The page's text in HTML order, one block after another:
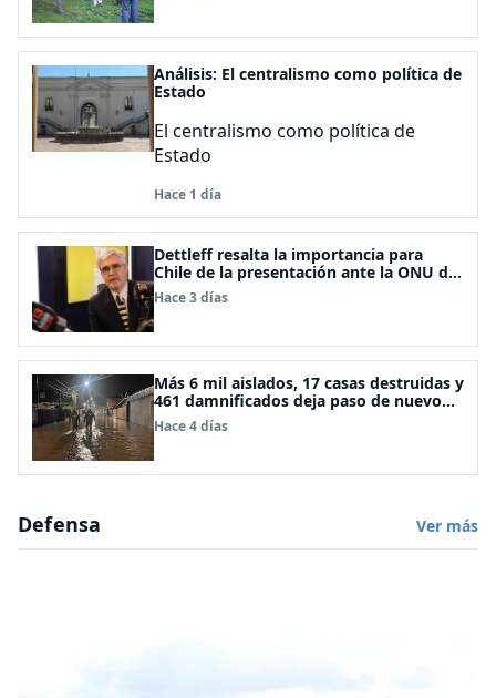
Análisis: El centralismo como política de
Estado
El centralismo como política de
Estado
Hace 1 día
Dettleff resalta la importancia para
Chile de la presentación ante la ONU de
la Plataforma Continental Extendida del
Archipiélago Juan Fernández
Hace 3 días
Más 6 mil aislados, 17 casas destruidas y
461 damnificados deja paso de nuevo
sistema frontal
Hace 4 días
Defensa Ver más